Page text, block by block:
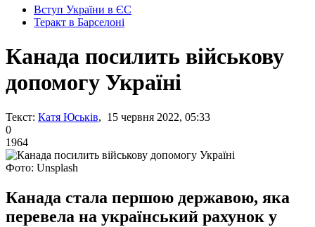
Вступ України в ЄС
Теракт в Барселоні
Канада посилить військову
допомогу Україні
Текст: Катя Юськів, 15 червня 2022, 05:33
0
1964
Фото: Unsplash
Канада стала першою державою, яка
перевела на український рахунок у